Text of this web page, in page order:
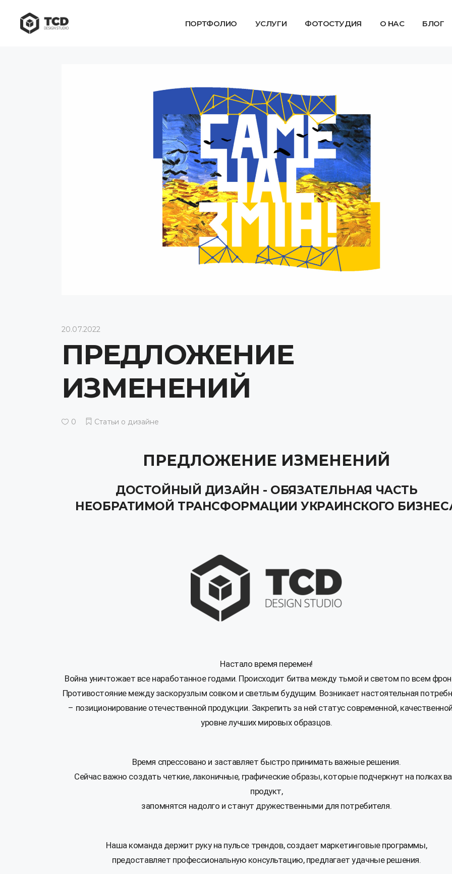
ПОРТФОЛИО УСЛУГИ ФОТОСТУДИЯ О НАС БЛОГ
20.07.2022
ПРЕДЛОЖЕНИЕ
ИЗМЕНЕНИЙ
0 Статьи о дизайне
ПРЕДЛОЖЕНИЕ ИЗМЕНЕНИЙ
ДОСТОЙНЫЙ ДИЗАЙН - ОБЯЗАТЕЛЬНАЯ ЧАСТЬ
НЕОБРАТИМОЙ ТРАНСФОРМАЦИИ УКРАИНСКОГО
Настало время перемен!
Война уничтожает все наработанное годами. Происходит битва между тьмой и светом по всем
Противостояние между заскорузлым совком и светлым будущим. Возникает настоятельная
– позиционирование отечественной продукции. Закрепить за ней статус современной,
уровне лучших мировых образцов.
Время спрессовано и заставляет быстро принимать важные решения.
Сейчас важно создать четкие, лаконичные, графические образы, которые подчеркнут на полках
продукт,
запомнятся надолго и станут дружественными для потребителя.
Наша команда держит руку на пульсе трендов, создает маркетинговые программы,
предоставляет профессиональную консультацию, предлагает удачные решения.